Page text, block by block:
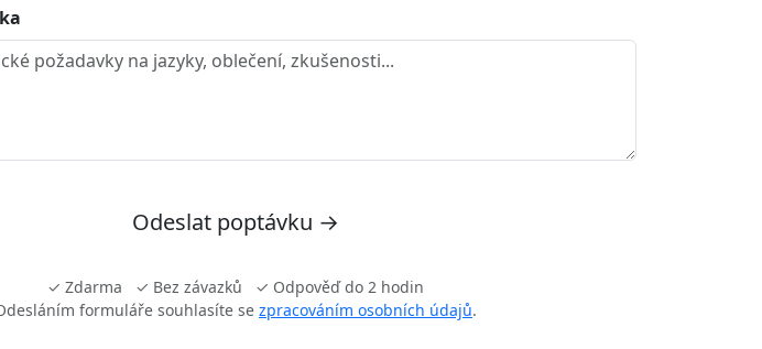
Odeslat poptávku →
✓ Zdarma ✓ Bez závazků ✓ Odpověď do 2 hodin
formuláře souhlasíte se zpracováním osobních údajů.